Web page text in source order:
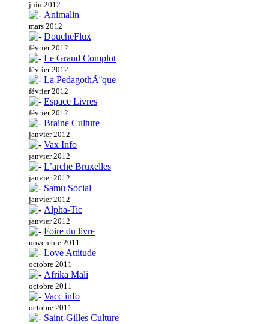
juin 2012
Animalin
mars 2012
DoucheFlux
février 2012
Le Grand Complot
février 2012
La PedagothÃ¨que
février 2012
Espace Livres
février 2012
Braine Culture
janvier 2012
Vax Info
janvier 2012
L’arche Bruxelles
janvier 2012
Samu Social
janvier 2012
Alpha-Tic
janvier 2012
Foire du livre
novembre 2011
Love Attitude
octobre 2011
Afrika Mali
octobre 2011
Vacc info
octobre 2011
Saint-Gilles Culture